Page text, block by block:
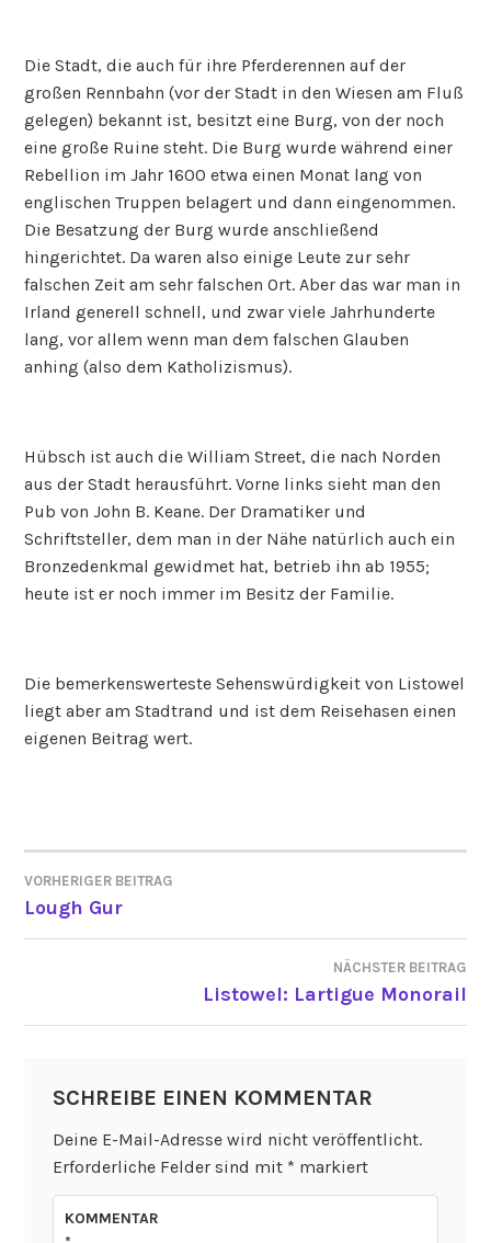
Die Stadt, die auch für ihre Pferderennen auf der
großen Rennbahn (vor der Stadt in den Wiesen am Fluß
gelegen) bekannt ist, besitzt eine Burg, von der noch
eine große Ruine steht. Die Burg wurde während einer
Rebellion im Jahr 1600 etwa einen Monat lang von
englischen Truppen belagert und dann eingenommen.
Die Besatzung der Burg wurde anschließend
hingerichtet. Da waren also einige Leute zur sehr
falschen Zeit am sehr falschen Ort. Aber das war man in
Irland generell schnell, und zwar viele Jahrhunderte
lang, vor allem wenn man dem falschen Glauben
anhing (also dem Katholizismus).
Hübsch ist auch die William Street, die nach Norden
aus der Stadt herausführt. Vorne links sieht man den
Pub von John B. Keane. Der Dramatiker und
Schriftsteller, dem man in der Nähe natürlich auch ein
Bronzedenkmal gewidmet hat, betrieb ihn ab 1955;
heute ist er noch immer im Besitz der Familie.
Die bemerkenswerteste Sehenswürdigkeit von Listowel
liegt aber am Stadtrand und ist dem Reisehasen einen
eigenen Beitrag wert.
BEITRAGSNAVIGATION
VORHERIGER BEITRAG
Lough Gur
NÄCHSTER BEITRAG
Listowel: Lartigue Monorail
SCHREIBE EINEN KOMMENTAR
Deine E-Mail-Adresse wird nicht veröffentlicht.
Erforderliche Felder sind mit * markiert
KOMMENTAR